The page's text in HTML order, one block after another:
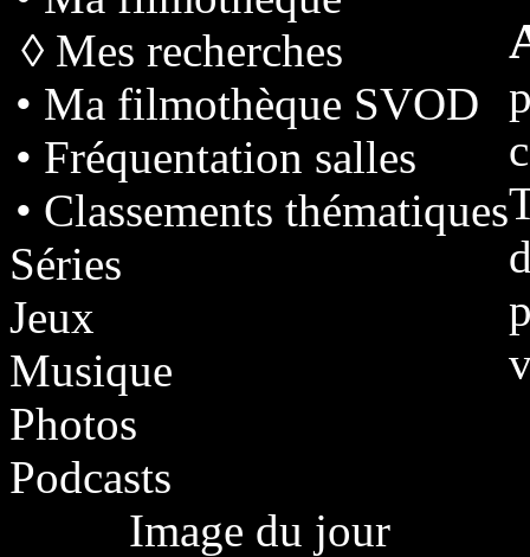
◊ Mes recherches
• Ma filmothèque SVOD
• Fréquentation salles
• Classements thématiques
Séries
Jeux
Musique
Photos
Podcasts
Image du jour